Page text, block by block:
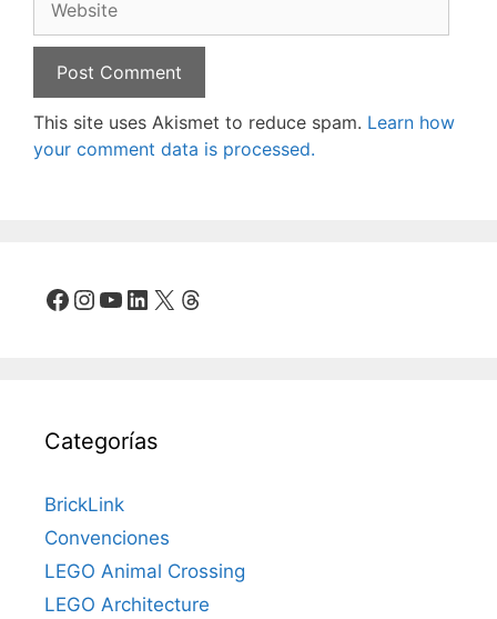
This site uses Akismet to reduce spam. Learn how
your comment data is processed.
Facebook
Instagram
YouTube
LinkedIn
X Threads
Categorías
BrickLink
Convenciones
LEGO Animal Crossing
LEGO Architecture